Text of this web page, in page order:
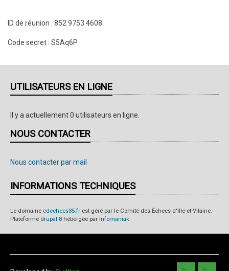
ID de réunion : 852 9753 4608
Code secret : S5Aq6P
UTILISATEURS EN LIGNE
Il y a actuellement 0 utilisateurs en ligne.
NOUS CONTACTER
Nous contacter par mail
INFORMATIONS TECHNIQUES
Le domaine cdechecs35.fr est géré par le Comité des Échecs d'Ille-et-Vilaine.
Plateforme drupal 8 hébergée par Infomaniak